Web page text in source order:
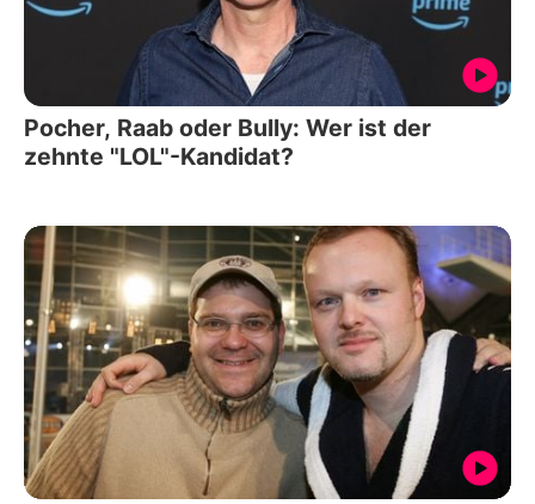
Pocher, Raab oder Bully: Wer ist der
zehnte "LOL"-Kandidat?